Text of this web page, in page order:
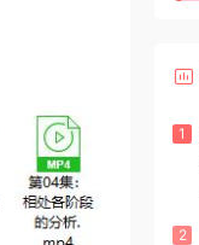
1
2